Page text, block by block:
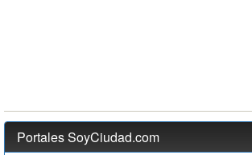
Portales SoyCiudad.com